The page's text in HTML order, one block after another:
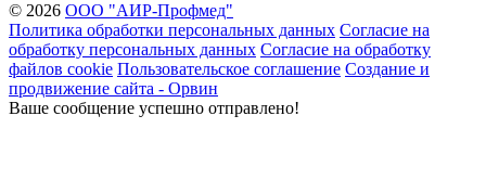
© 2026 ООО "АИР-Профмед"
Политика обработки персональных данных Согласие на
обработку персональных данных Согласие на обработку
файлов cookie Пользовательское соглашение Создание и
продвижение сайта - Орвин
Ваше сообщение успешно отправлено!